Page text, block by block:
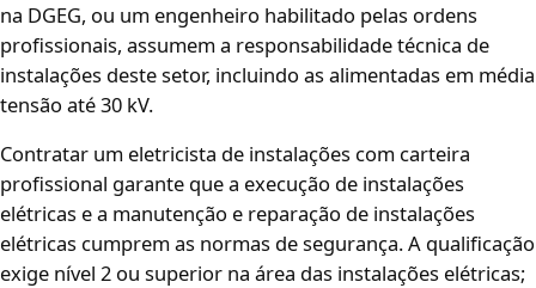
na DGEG, ou um engenheiro habilitado pelas ordens
profissionais, assumem a responsabilidade técnica de
instalações deste setor, incluindo as alimentadas em média
tensão até 30 kV.
Contratar um eletricista de instalações com carteira
profissional garante que a execução de instalações
elétricas e a manutenção e reparação de instalações
elétricas cumprem as normas de segurança. A qualificação
exige nível 2 ou superior na área das instalações elétricas;